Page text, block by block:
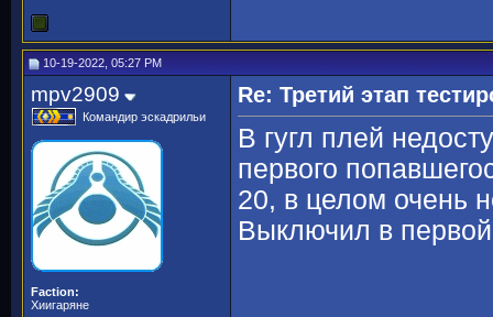
10-19-2022, 05:27 PM
mpv2909
Командир эскадрильи
Faction:
Хиигаряне
Re: Третий этап
В гугл плей
первого
20, в целом очень
Выключил в